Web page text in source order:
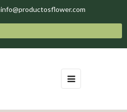
info@productosflower.com
Navegación
de
☰